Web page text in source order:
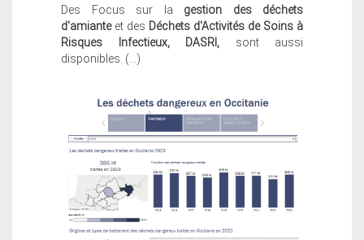
Des Focus sur la gestion des déchets
d'amiante et des Déchets d'Activités de Soins à
Risques Infectieux, DASRI, sont aussi
disponibles. (...)